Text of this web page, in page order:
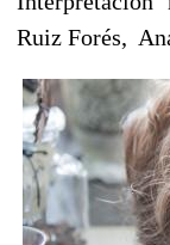
Ruiz Forés,